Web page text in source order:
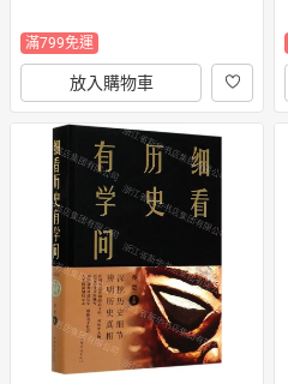
滿799免運
放入購物車